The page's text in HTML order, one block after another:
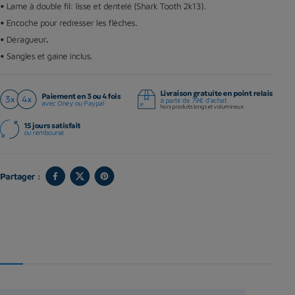
• Lame à double fil: lisse et dentelé (Shark Tooth 2k13).
• Encoche pour redresser les flèches.
• Déragueur.
• Sangles et gaine inclus.
Paiement en 3 ou 4 fois
avec Oney ou Paypal
Livraison gratuite en point relais
à partir de 79€ d'achat
hors produits longs et volumineux
15 jours satisfait
ou remboursé
Partager :